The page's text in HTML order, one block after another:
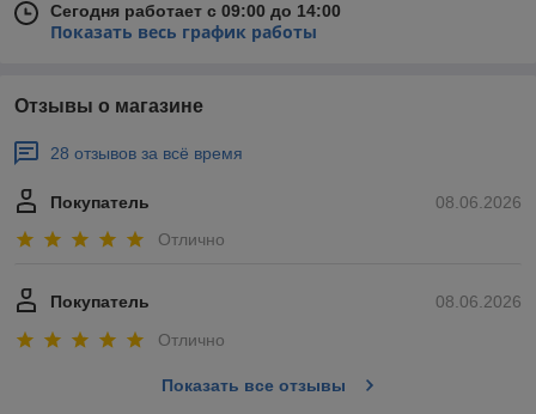
Сегодня работает с 09:00 до 14:00
Показать весь график работы
Отзывы о магазине
28 отзывов за всё время
08.06.2026
Покупатель
Отлично
08.06.2026
Покупатель
Отлично
Показать все отзывы